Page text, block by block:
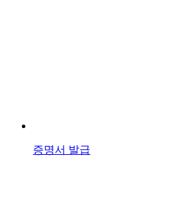
증명서 발급